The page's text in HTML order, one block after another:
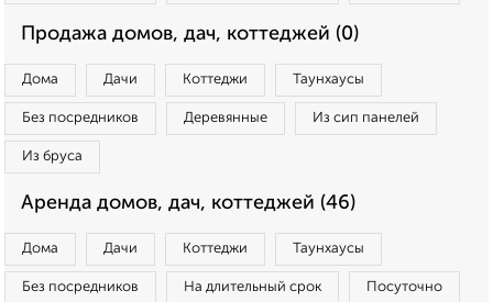
Продажа домов, дач, коттеджей (0)
Дома Дачи Коттеджи Таунхаусы
Без посредников Деревянные Из сип панелей
Из бруса
Аренда домов, дач, коттеджей (46)
Дома Дачи Коттеджи Таунхаусы
Без посредников На длительный срок Посуточно